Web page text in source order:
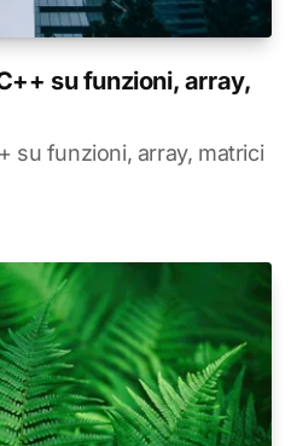
su funzioni, array,
su funzioni, array, matrici